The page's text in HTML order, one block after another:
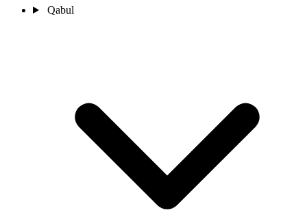
Qabul